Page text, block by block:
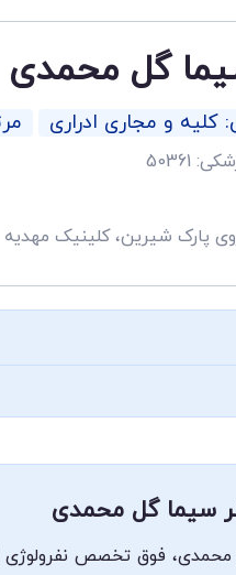
گل محمدی
و مجاری ادراری
50361
پارک شیرین، کلینیک مهدیه
سیما گل محمدی
فوق تخصص نفرولوژی